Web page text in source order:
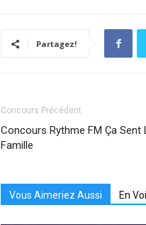
Partagez!
Concours Précédent
Concours Rythme FM Ça Sent
Famille
Vous Aimeriez Aussi En